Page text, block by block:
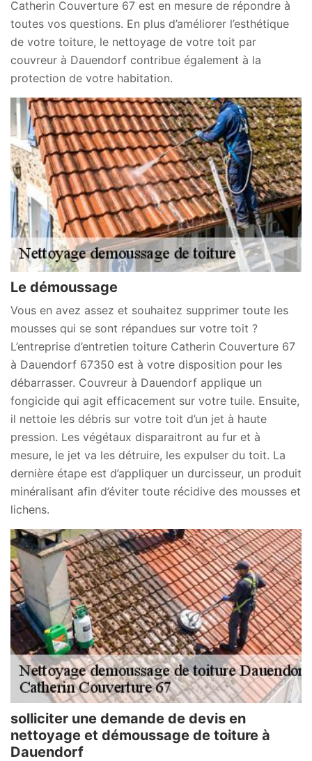
Catherin Couverture 67 est en mesure de répondre à
toutes vos questions. En plus d’améliorer l’esthétique
de votre toiture, le nettoyage de votre toit par
couvreur à Dauendorf contribue également à la
protection de votre habitation.
Le démoussage
Vous en avez assez et souhaitez supprimer toute les
mousses qui se sont répandues sur votre toit ?
L’entreprise d’entretien toiture Catherin Couverture 67
à Dauendorf 67350 est à votre disposition pour les
débarrasser. Couvreur à Dauendorf applique un
fongicide qui agit efficacement sur votre tuile. Ensuite,
il nettoie les débris sur votre toit d’un jet à haute
pression. Les végétaux disparaitront au fur et à
mesure, le jet va les détruire, les expulser du toit. La
dernière étape est d’appliquer un durcisseur, un produit
minéralisant afin d’éviter toute récidive des mousses et
lichens.
solliciter une demande de devis en
nettoyage et démoussage de toiture à
Dauendorf